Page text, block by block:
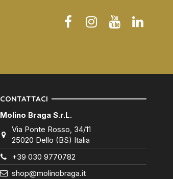
CONTATTACI
Molino Braga S.r.L.
Via Ponte Rosso, 34/11
25020 Dello (BS) Italia
+39 030 9770782
shop@molinobraga.it